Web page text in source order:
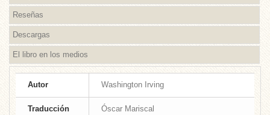
Reseñas
Descargas
El libro en los medios
Autor Washington Irving
Traducción Óscar Mariscal